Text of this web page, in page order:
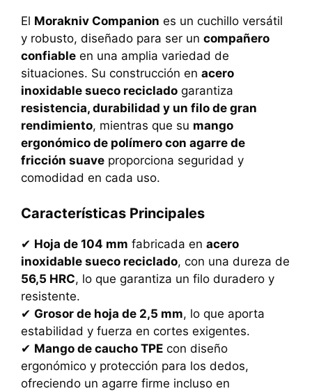
El Morakniv Companion es un cuchillo versátil
y robusto, diseñado para ser un compañero
confiable en una amplia variedad de
situaciones. Su construcción en acero
inoxidable sueco reciclado garantiza
resistencia, durabilidad y un filo de gran
rendimiento, mientras que su mango
ergonómico de polímero con agarre de
fricción suave proporciona seguridad y
comodidad en cada uso.
Características Principales
✔ Hoja de 104 mm fabricada en acero
inoxidable sueco reciclado, con una dureza de
56,5 HRC, lo que garantiza un filo duradero y
resistente.
✔ Grosor de hoja de 2,5 mm, lo que aporta
estabilidad y fuerza en cortes exigentes.
✔ Mango de caucho TPE con diseño
ergonómico y protección para los dedos,
ofreciendo un agarre firme incluso en